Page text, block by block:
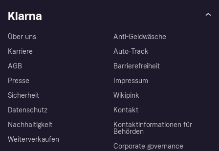
Klarna
Über uns
Karriere
AGB
Presse
Sicherheit
Datenschutz
Nachhaltigkeit
Weiterverkaufen
Anti-Geldwäsche
Auto-Track
Barrierefreiheit
Impressum
Wikipink
Kontakt
Kontaktinformationen für
Behörden
Corporate governance